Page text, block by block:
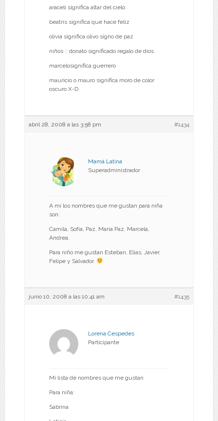
araceli significa altar del cielo
beatris significa que hace feliz
olivia significa olivo signo de paz
niños :: donato significado regalo de dios
marcelosignifica guerrero
mauricio o mauro significa moro de color
oscuro X-D
abril 28, 2008 a las 3:58 pm #1434
Mamá Latina
Superadministrador
A mí los nombres que me gustan para niña
son:
Camila, Sofía, Paz, María Paz, Marcela,
Andrea.
Para niño me gustan Esteban, Elías, Javier,
Felipe y Salvador.
junio 10, 2008 a las 10:41 am #1435
Lorena Cespedes
Participante
Mi lista de nombres que me gustan
Para niña:
Sabrina